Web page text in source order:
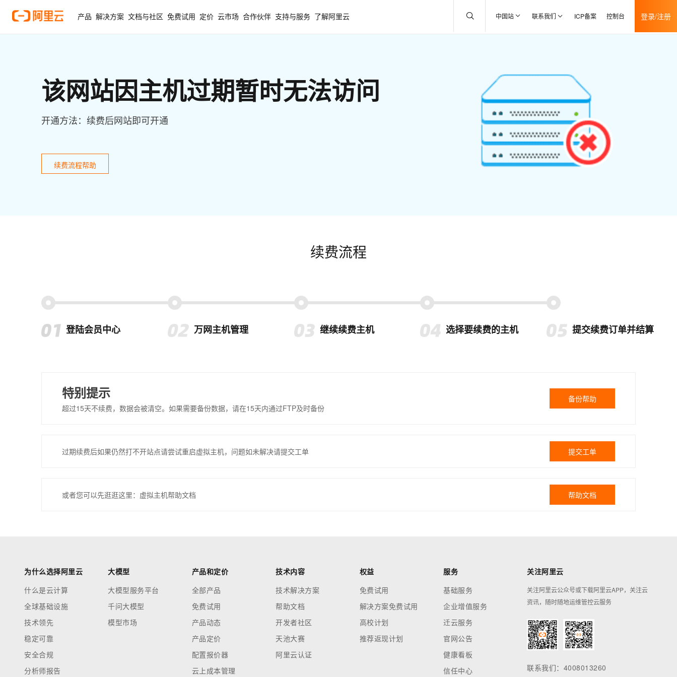
产品 解决方案 文档与社区 免费试用 定价 云市场 合作伙伴 支持与服务 了解阿里云 中国站 联系我们 ICP备案 控制台 登录/注册
该网站因主机过期暂时无法访问
开通方法：续费后网站即可开通
续费流程帮助
续费流程
登陆会员中心 万网主机管理 继续续费主机 选择要续费的主机 提交续费订单并结算
特别提示
超过15天不续费，数据会被清空。如果需要备份数据，请在15天内通过FTP及时备份
备份帮助
过期续费后如果仍然打不开站点请尝试重启虚拟主机，问题如未解决请提交工单 提交工单
或者您可以先逛逛这里：虚拟主机帮助文档 帮助文档